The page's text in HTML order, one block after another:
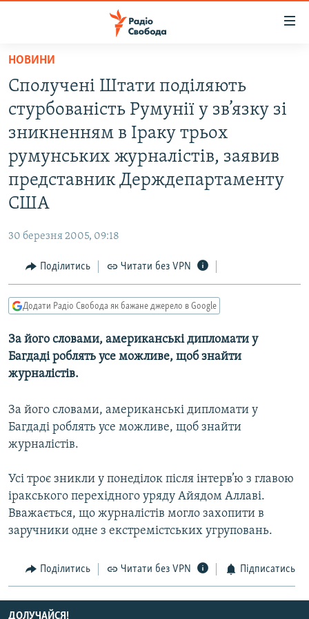
Перейти
основного
матеріалу
Перейти
до
основної
навігації
Перейти
до
пошуку
ВСЕ ЗА ДОБУ
СТАТТІ
СУСПІЛЬСТВО
УКРАЇНА
СВІТ
РОСІЙСЬКА «ФІЛЬТРАЦІЯ»
ДОНБАС.РЕАЛІЇ
СХЕМИ
КИТАЙ.ВИКЛИКИ
ФОТО
СПЕЦПРОЄКТИ
КРИМ РЕАЛІЇ
РУС
УКР
КТАТ
ДОЛУЧАЙСЯ!
НОВИНИ
Сполучені Штати поділяють
стурбованість Румунії у зв’язку зі
зникненням в Іраку трьох
румунських журналістів, заявив
представник Держдепартаменту
США
30 березня 2005, 09:18
Поділитись Читати без VPN
Додати Радіо Свобода як бажане джерело в Google
За його словами, американські дипломати у
Багдаді роблять усе можливе, щоб знайти
журналістів.
За його словами, американські дипломати у
Багдаді роблять усе можливе, щоб знайти
журналістів.
Усі троє зникли у понеділок після інтерв’ю з главою
іракського перехідного уряду Айядом Аллаві.
Вважається, що журналістів могло захопити в
заручники одне з екстремістських угруповань.
Поділитись Читати без VPN Підписатись
ДОЛУЧАЙСЯ!